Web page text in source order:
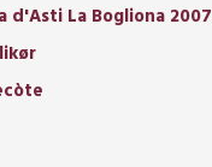
d'Asti La Bogliona 2007